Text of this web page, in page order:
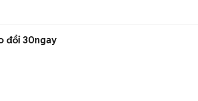
đổi 30ngay